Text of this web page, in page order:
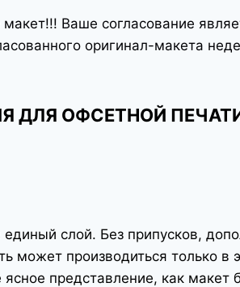
Ваше согласование
оригинал-макета
ДЛЯ ОФСЕТНОЙ
слой. Без припусков,
может производиться только
представление, как